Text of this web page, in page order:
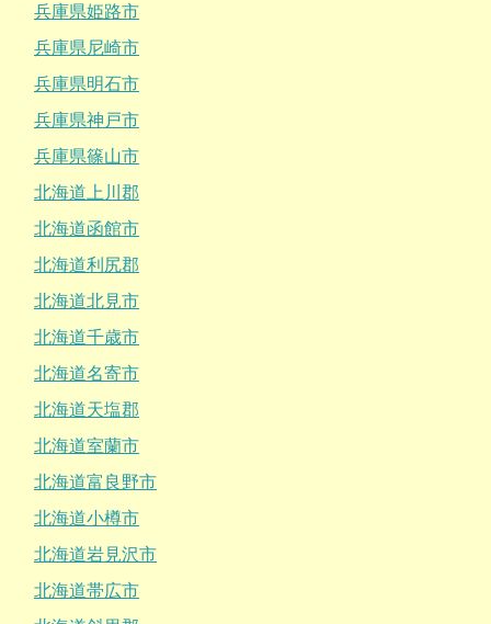
兵庫県姫路市
兵庫県尼崎市
兵庫県明石市
兵庫県神戸市
兵庫県篠山市
北海道上川郡
北海道函館市
北海道利尻郡
北海道北見市
北海道千歳市
北海道名寄市
北海道天塩郡
北海道室蘭市
北海道富良野市
北海道小樽市
北海道岩見沢市
北海道帯広市